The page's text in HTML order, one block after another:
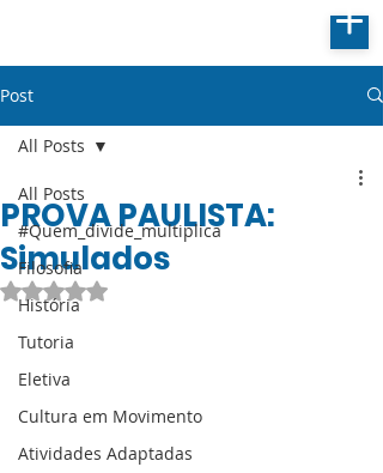
Post
All Posts
#Quem_divide_multiplica
Filosofia
História
Tutoria
Eletiva
Cultura em Movimento
Atividades Adaptadas
All Posts
PROVA PAULISTA:
Simulados
Avaliado com NaN de 5 estrelas.